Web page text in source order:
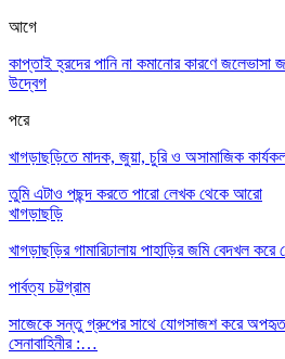
আগে
কাপ্তাই হ্রদের পানি না কমানোর কারণে জলেভাসা
উদ্বেগ
পরে
খাগড়াছড়িতে মাদক, জুয়া, চুরি ও অসামাজিক
তুমি এটাও পছন্দ করতে পারো লেখক থেকে আরো
খাগড়াছড়ি
খাগড়াছড়ির গামারিঢালায় পাহাড়ির জমি বেদখল করে
পার্বত্য চট্টগ্রাম
সাজেকে সন্তু গ্রুপের সাথে যোগসাজশ করে অপহৃত
সেনাবাহিনীর :…